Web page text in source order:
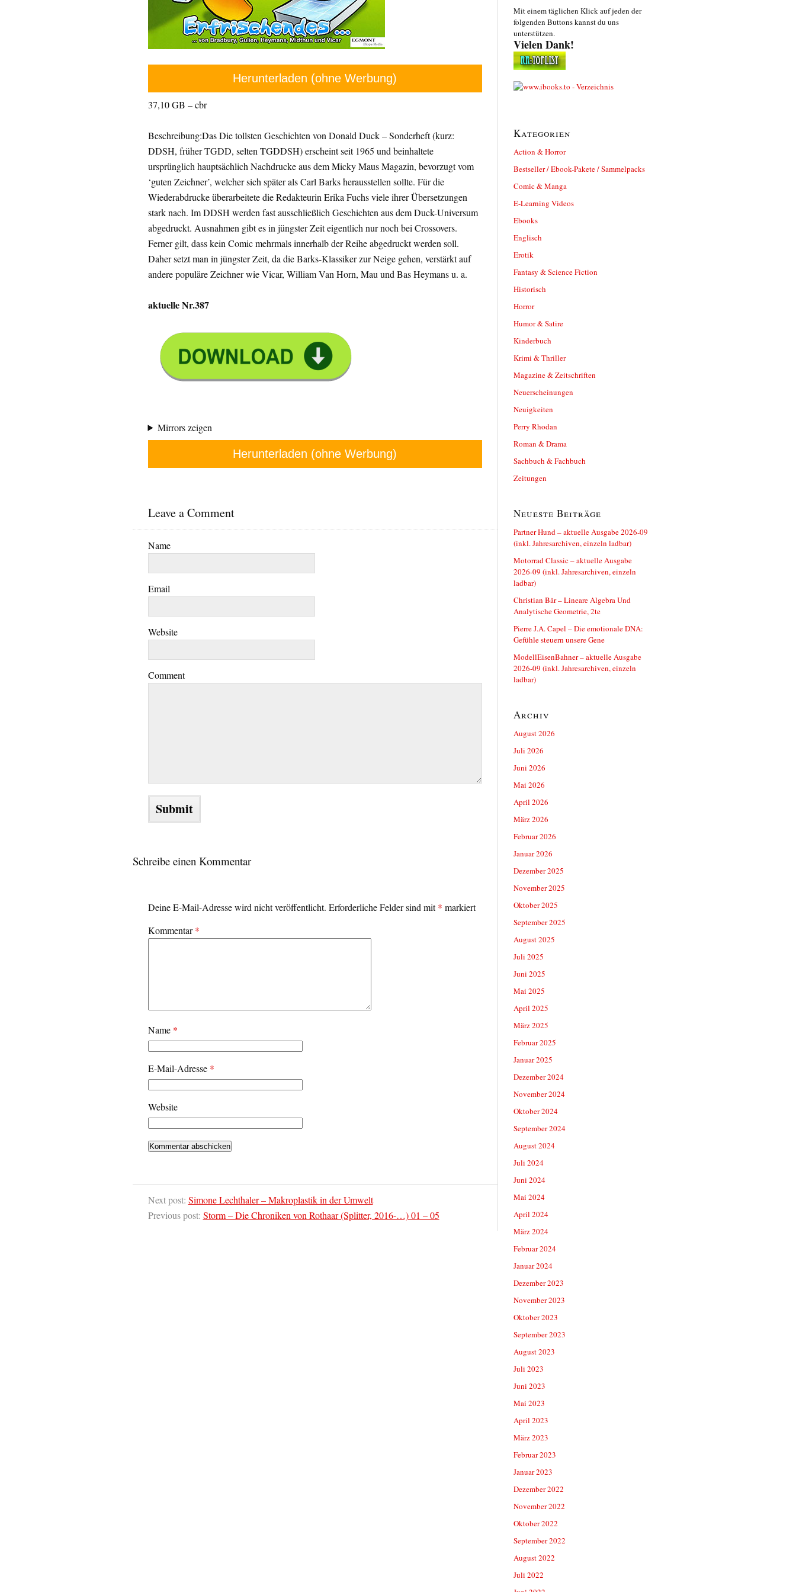
Herunterladen (ohne Werbung)
37,10 GB – cbr
Beschreibung:Das Die tollsten Geschichten von Donald Duck – Sonderheft (kurz:
DDSH, früher TGDD, selten TGDDSH) erscheint seit 1965 und beinhaltete
ursprünglich hauptsächlich Nachdrucke aus dem Micky Maus Magazin, bevorzugt vom
‘guten Zeichner’, welcher sich später als Carl Barks herausstellen sollte. Für die
Wiederabdrucke überarbeitete die Redakteurin Erika Fuchs viele ihrer Übersetzungen
stark nach. Im DDSH werden fast ausschließlich Geschichten aus dem Duck-Universum
abgedruckt. Ausnahmen gibt es in jüngster Zeit eigentlich nur noch bei Crossovers.
Ferner gilt, dass kein Comic mehrmals innerhalb der Reihe abgedruckt werden soll.
Daher setzt man in jüngster Zeit, da die Barks-Klassiker zur Neige gehen, verstärkt auf
andere populäre Zeichner wie Vicar, William Van Horn, Mau und Bas Heymans u. a.
aktuelle Nr.387
Mirrors zeigen
Herunterladen (ohne Werbung)
Leave a Comment
Name
Email
Website
Comment
Schreibe einen Kommentar
Deine E-Mail-Adresse wird nicht veröffentlicht. Erforderliche Felder sind mit* markiert
Kommentar*
Name *
E-Mail-Adresse *
Website
Next post: Simone Lechthaler – Makroplastik in der Umwelt
Previous post: Storm – Die Chroniken von Rothaar (Splitter, 2016-…) 01 – 05
Mit einem täglichen Klick auf jeden der
folgenden Buttons kannst du uns
unterstützen.
Vielen Dank!
Kategorien
Action & Horror
Bestseller / Ebook-Pakete / Sammelpacks
Comic & Manga
E-Learning Videos
Ebooks
Englisch
Erotik
Fantasy & Science Fiction
Historisch
Horror
Humor & Satire
Kinderbuch
Krimi & Thriller
Magazine & Zeitschriften
Neuerscheinungen
Neuigkeiten
Perry Rhodan
Roman & Drama
Sachbuch & Fachbuch
Zeitungen
Neueste Beiträge
Partner Hund – aktuelle Ausgabe 2026-09
(inkl. Jahresarchiven, einzeln ladbar)
Motorrad Classic – aktuelle Ausgabe
2026-09 (inkl. Jahresarchiven, einzeln
ladbar)
Christian Bär – Lineare Algebra Und
Analytische Geometrie, 2te
Pierre J.A. Capel – Die emotionale DNA:
Gefühle steuern unsere Gene
ModellEisenBahner – aktuelle Ausgabe
2026-09 (inkl. Jahresarchiven, einzeln
ladbar)
Archiv
August 2026
Juli 2026
Juni 2026
Mai 2026
April 2026
März 2026
Februar 2026
Januar 2026
Dezember 2025
November 2025
Oktober 2025
September 2025
August 2025
Juli 2025
Juni 2025
Mai 2025
April 2025
März 2025
Februar 2025
Januar 2025
Dezember 2024
November 2024
Oktober 2024
September 2024
August 2024
Juli 2024
Juni 2024
Mai 2024
April 2024
März 2024
Februar 2024
Januar 2024
Dezember 2023
November 2023
Oktober 2023
September 2023
August 2023
Juli 2023
Juni 2023
Mai 2023
April 2023
März 2023
Februar 2023
Januar 2023
Dezember 2022
November 2022
Oktober 2022
September 2022
August 2022
Juli 2022